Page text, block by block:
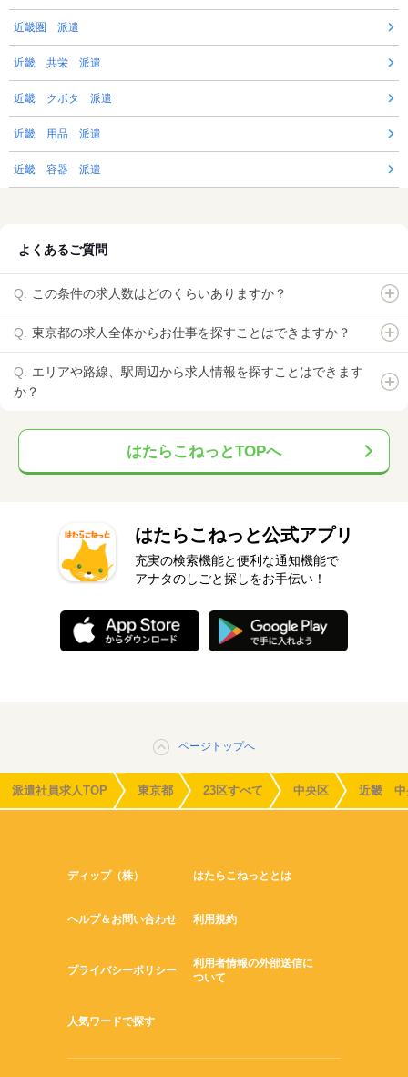
近畿圏 派遣
近畿 共栄 派遣
近畿 クボタ 派遣
近畿 用品 派遣
近畿 容器 派遣
よくあるご質問
この条件の求人数はどのくらいありますか？
東京都の求人全体からお仕事を探すことはできますか？
エリアや路線、駅周辺から求人情報を探すことはできます
か？
はたらこねっとTOPへ
はたらこねっと公式アプリ
充実の検索機能と便利な通知機能で
アナタのしごと探しをお手伝い！
ページトップへ
派遣社員求人TOP 東京都 23区すべて 中央区 近畿 中
ディップ（株） はたらこねっととは
ヘルプ＆お問い合わせ 利用規約
プライバシーポリシー
利用者情報の外部送信に
ついて
人気ワードで探す